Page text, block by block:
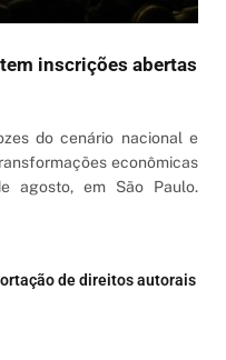
inscrições abertas
do cenário nacional e
econômicas
agosto, em São Paulo.
de direitos autorais